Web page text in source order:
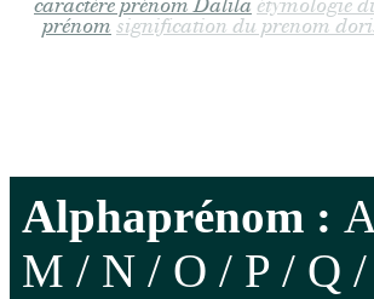
caractère prénom Dalila étymologie
prénom signification du prenom
Alphaprénom : A
M / N / O / P / Q /